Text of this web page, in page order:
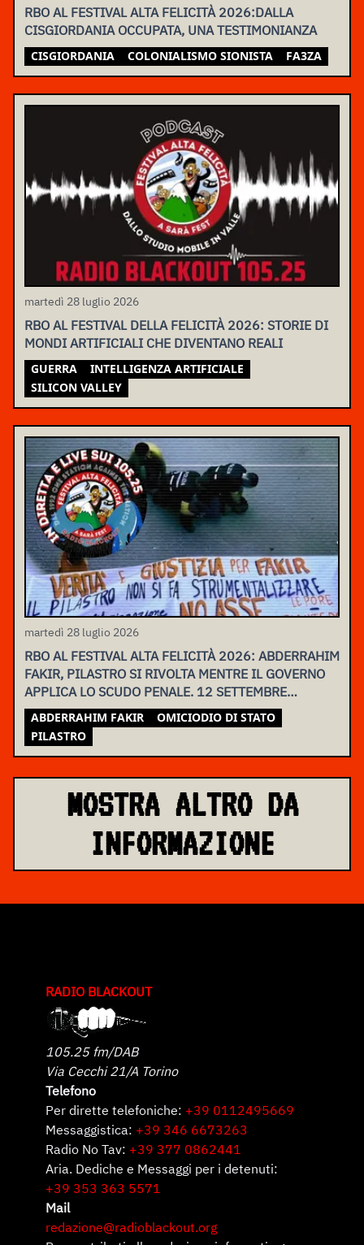
RBO AL FESTIVAL ALTA FELICITÀ 2026:DALLA
CISGIORDANIA OCCUPATA, UNA TESTIMONIANZA
CISGIORDANIA COLONIALISMO SIONISTA FA3ZA
martedì 28 luglio 2026
RBO AL FESTIVAL DELLA FELICITÀ 2026: STORIE DI
MONDI ARTIFICIALI CHE DIVENTANO REALI
GUERRA
INTELLIGENZA ARTIFICIALE
SILICON VALLEY
martedì 28 luglio 2026
RBO AL FESTIVAL ALTA FELICITÀ 2026: ABDERRAHIM
FAKIR, PILASTRO SI RIVOLTA MENTRE IL GOVERNO
APPLICA LO SCUDO PENALE. 12 SETTEMBRE
ASSEMBLEA NAZIONALE
ABDERRAHIM FAKIR
OMICIODIO DI STATO
PILASTRO
MOSTRA ALTRO DA
INFORMAZIONE
RADIO BLACKOUT
105.25 fm/DAB
Via Cecchi 21/A Torino
Telefono
Per dirette telefoniche: +39 0112495669
Messaggistica: +39 346 6673263
Radio No Tav: +39 377 0862441
Aria. Dediche e Messaggi per i detenuti:
+39 353 363 5571
Mail
redazione@radioblackout.org